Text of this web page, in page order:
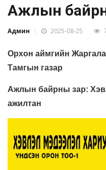
Ажлын
Админ 2025-08-25
Орхон аймгийн
Тамгын газар
Ажлын байрны зар:
ажилтан